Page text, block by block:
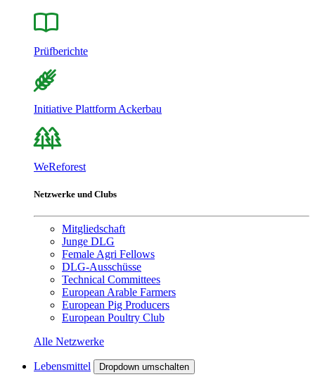
Prüfberichte
Initiative Plattform Ackerbau
WeReforest
Netzwerke und Clubs
Mitgliedschaft
Junge DLG
Female Agri Fellows
DLG-Ausschüsse
Technical Committees
European Arable Farmers
European Pig Producers
European Poultry Club
Alle Netzwerke
Lebensmittel Dropdown umschalten